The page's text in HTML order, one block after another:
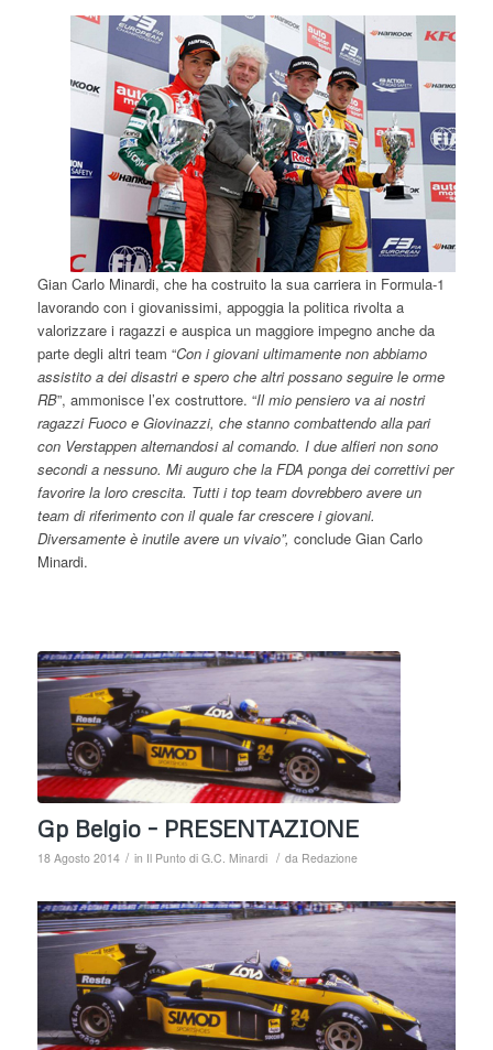
Gian Carlo Minardi, che ha costruito la sua carriera in Formula-1
lavorando con i giovanissimi, appoggia la politica rivolta a
valorizzare i ragazzi e auspica un maggiore impegno anche da
parte degli altri team “Con i giovani ultimamente non abbiamo
assistito a dei disastri e spero che altri possano seguire le orme
RB”, ammonisce l’ex costruttore. “Il mio pensiero va ai nostri
ragazzi Fuoco e Giovinazzi, che stanno combattendo alla pari
con Verstappen alternandosi al comando. I due alfieri non sono
secondi a nessuno. Mi auguro che la FDA ponga dei correttivi per
favorire la loro crescita. Tutti i top team dovrebbero avere un
team di riferimento con il quale far crescere i giovani.
Diversamente è inutile avere un vivaio”, conclude Gian Carlo
Minardi.
Gp Belgio – PRESENTAZIONE
18 Agosto 2014 / in Il Punto di G.C. Minardi / da Redazione